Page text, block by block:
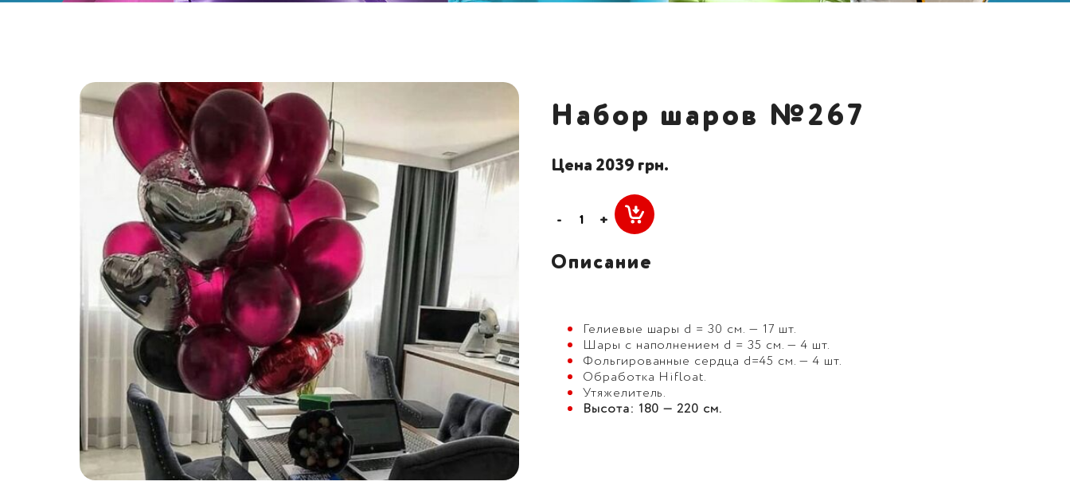
Набор шаров №267
Цена 2039 грн.
- +
Описание
Гелиевые шары d = 30 см. — 17 шт.
Шары с наполнением d = 35 см. — 4 шт.
Фольгированные сердца d=45 см. — 4 шт.
Обработка Hifloat.
Утяжелитель.
Высота: 180 — 220 см.